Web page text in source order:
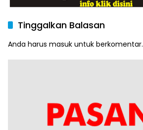
Tinggalkan Balasan
Anda harus masuk untuk berkomentar.